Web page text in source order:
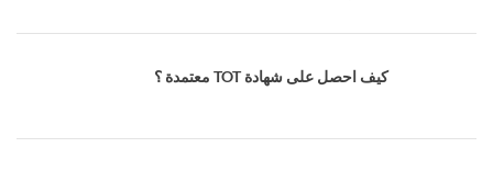
كيف احصل على شهادة TOT معتمدة ؟